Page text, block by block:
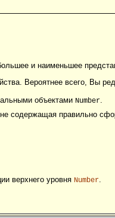
и наименьшее
Вероятнее всего, Вы
объектами Number.
не содержащая правильно
верхнего уровня Number